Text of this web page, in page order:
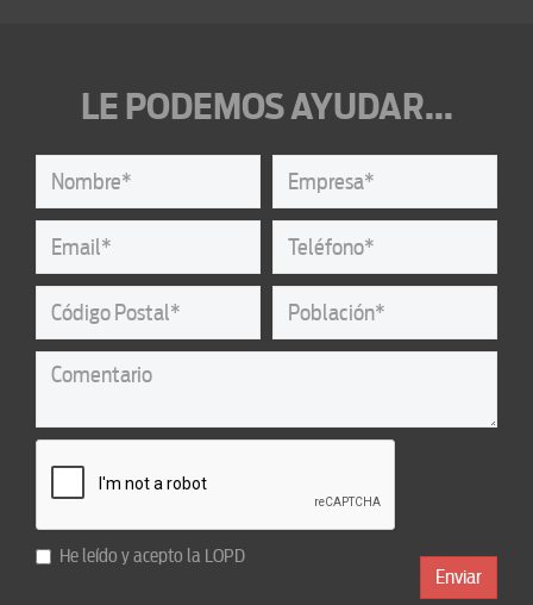
LE PODEMOS AYUDAR...
He leído y acepto la LOPD
Enviar